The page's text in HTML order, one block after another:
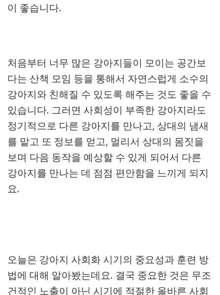
이 좋습니다.
처음부터 너무 많은 강아지들이 모이는 공간보
다는 산책 모임 등을 통해서 자연스럽게 소수의
강아지와 친해질 수 있도록 해주는 것도 좋을 수
있습니다. 그러면 사회성이 부족한 강아지라도
정기적으로 다른 강아지를 만나고, 상대의 냄새
를 맡고 또 정보를 얻고, 멀리서 상대의 몸짓을
보며 다음 동작을 예상할 수 있게 되어서 다른
강아지를 만나는 데 점점 편안함을 느끼게 되지
요.
오늘은 강아지 사회화 시기의 중요성과 훈련 방
법에 대해 알아봤는데요. 결국 중요한 것은 무조
건적인 노출이 아닌 시기에 적절한 올바른 사회